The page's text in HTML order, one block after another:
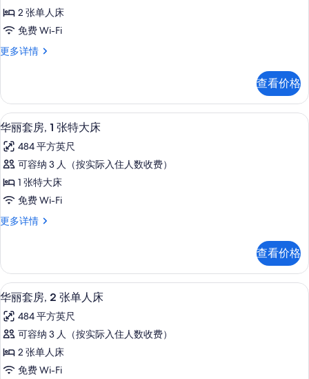
所
有
照
(Premier)
更
多
息
乐
部
房,
张
单
人
床
(Premier)
的
所
有
2 张单人床
免费 Wi-Fi
更多详情
俱
房,
张
人
床
(Premier)
更
多
息
查看价格
显
示
华
丽
套
1
特
大
床
的
所
有
照
迷你吧、客房内保险箱、办公桌、笔
5
华丽套房, 1 张特大床
484 平方英尺
可容纳 3 人（按实际入住人数收费）
1 张特大床
免费 Wi-Fi
更多详情
华
1
张
特
床
更
信
息
查看价格
显
示
华
丽
套
迷你吧、客房内保险箱、办公桌、笔
5
华丽套房, 2 张单人床
484 平方英尺
可容纳 3 人（按实际入住人数收费）
2 张单人床
免费 Wi-Fi